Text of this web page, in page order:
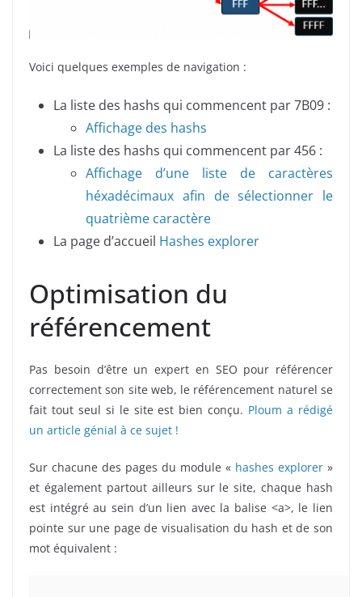
Voici quelques exemples de navigation :
La liste des hashs qui commencent par 7B09 :
Affichage des hashs
La liste des hashs qui commencent par 456 :
Affichage d’une liste de caractères
héxadécimaux afin de sélectionner le
quatrième caractère
La page d’accueil Hashes explorer
Optimisation du
référencement
Pas besoin d’être un expert en SEO pour référencer
correctement son site web, le référencement naturel se
fait tout seul si le site est bien conçu. Ploum a rédigé
un article génial à ce sujet !
Sur chacune des pages du module « hashes explorer »
et également partout ailleurs sur le site, chaque hash
est intégré au sein d’un lien avec la balise <a>, le lien
pointe sur une page de visualisation du hash et de son
mot équivalent :